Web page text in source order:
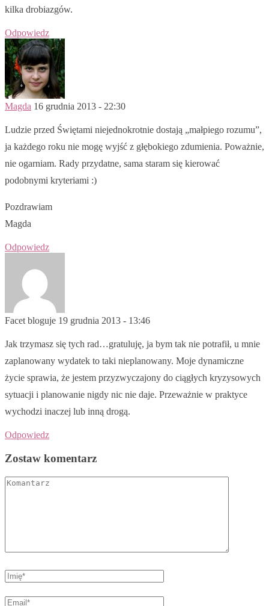
kilka drobiazgów.
Odpowiedz
Magda 16 grudnia 2013 - 22:30
Ludzie przed Świętami niejednokrotnie dostają „małpiego rozumu”,
ja każdego roku nie mogę wyjść z głębokiego zdumienia. Poważnie,
nie ogarniam. Rady przydatne, sama staram się kierować
podobnymi kryteriami :)
Pozdrawiam
Magda
Odpowiedz
Facet bloguje 19 grudnia 2013 - 13:46
Jak trzymasz się tych rad…gratuluję, ja bym tak nie potrafił, u mnie
zaplanowany wydatek to taki nieplanowany. Moje dynamiczne
życie sprawia, że jestem przyzwyczajony do ciągłych kryzysowych
sytuacji i planowanie nigdy nic nie daje. Przeważnie w praktyce
wychodzi inaczej lub inną drogą.
Odpowiedz
Zostaw komentarz